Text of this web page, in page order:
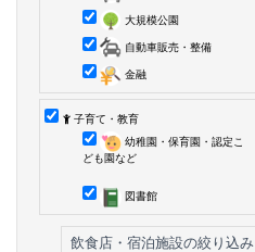
大規模公園
自動車販売・整備
金融
子育て・教育
幼稚園・保育園・認定こ
ども園など
図書館
飲食店・宿泊施設の絞り込み